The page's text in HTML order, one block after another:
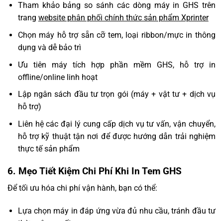
Tham khảo bảng so sánh các dòng máy in GHS trên
trang website phân phối chính thức sản phẩm Xprinter
Chọn máy hỗ trợ sẵn cỡ tem, loại ribbon/mực in thông
dụng và dễ bảo trì
Ưu tiên máy tích hợp phần mềm GHS, hỗ trợ in
offline/online linh hoạt
Lập ngân sách đầu tư trọn gói (máy + vật tư + dịch vụ
hỗ trợ)
Liên hệ các đại lý cung cấp dịch vụ tư vấn, vận chuyển,
hỗ trợ kỹ thuật tận nơi để được hướng dẫn trải nghiệm
thực tế sản phẩm
6. Mẹo Tiết Kiệm Chi Phí Khi In Tem GHS
Để tối ưu hóa chi phí vận hành, bạn có thể:
Lựa chọn máy in đáp ứng vừa đủ nhu cầu, tránh đầu tư